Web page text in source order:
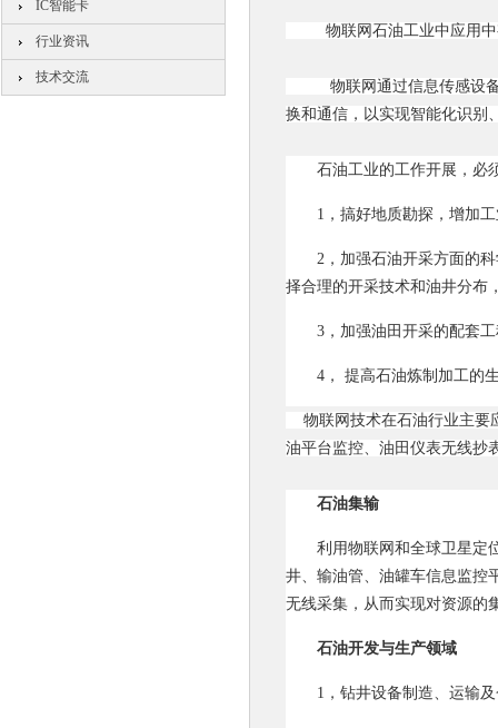
IC智能卡
行业资讯
技术交流
物联网石油工业中应用中
物联网通过信息传感设备，
换和通信，以实现智能化识别
石油工业的工作开展，必
1，搞好地质勘探，增加
2，加强石油开采方面的
择合理的开采技术和油井分布
3，加强油田开采的配套
4， 提高石油炼制加工的
物联网技术在石油行业主要
油平台监控、油田仪表无线抄
石油集输
利用物联网和全球卫星定
井、输油管、油罐车信息监控
无线采集，从而实现对资源的
石油开发与生产领域
1，钻井设备制造、运输